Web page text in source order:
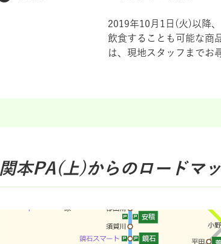
2019年10月1日(火)以降
飲食することも可能な商
は、現地スタッフまでお
関本PA(上)からのロードマ